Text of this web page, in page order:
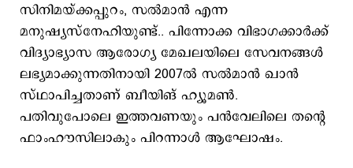
സിനിമയ്ക്കപ്പുറം, സല്‍മാന്‍ എന്ന
മനുഷ്യസ്നേഹിയുണ്ട്.. പിന്നോക്ക വിഭാഗക്കാര്‍ക്ക്
വിദ്യാഭ്യാസ ആരോഗ്യ മേഖലയിലെ സേവനങ്ങള്‍
ലഭ്യമാക്കുന്നതിനായി 2007ല്‍ സല്‍മാന്‍ ഖാന്‍
സ്ഥാപിച്ചതാണ് ബീയിങ് ഹ്യൂമണ്‍.
പതിവുപോലെ ഇത്തവണയും പന്‍വേലിലെ തന്‍റെ
ഫാംഹൗസിലാകും പിറന്നാള്‍ ആഘോഷം.